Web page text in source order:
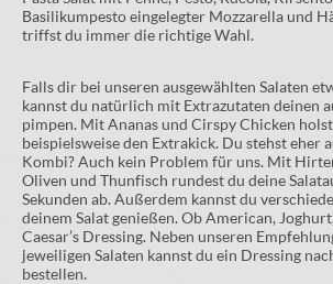
Basilikumpesto eingelegter Mozzarella und
triffst du immer die richtige Wahl.
Falls dir bei unseren ausgewählten Salaten
kannst du natürlich mit Extrazutaten deinen
pimpen. Mit Ananas und Cirspy Chicken
beispielsweise den Extrakick. Du stehst eher
Kombi? Auch kein Problem für uns. Mit
Oliven und Thunfisch rundest du deine
Sekunden ab. Außerdem kannst du
deinem Salat genießen. Ob American,
Caesar’s Dressing. Neben unseren
jeweiligen Salaten kannst du ein Dressing
bestellen.